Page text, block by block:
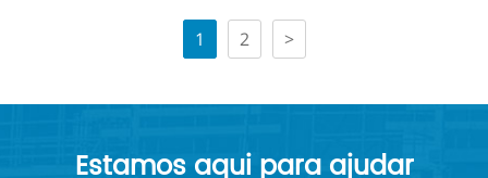
1 2 >
Estamos aqui para ajudar